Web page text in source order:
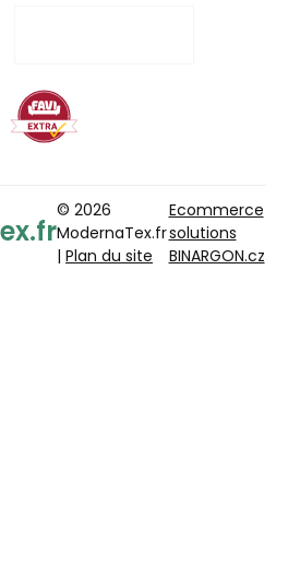
© 2026
ModernaTex.fr
| Plan du site
Ecommerce
solutions
BINARGON.cz